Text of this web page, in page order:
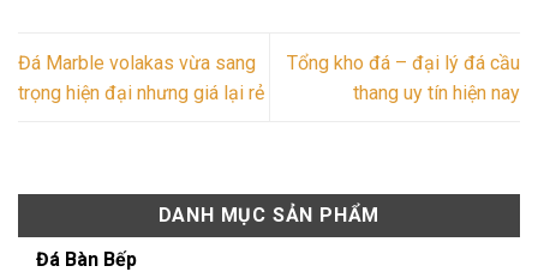
Đá Marble volakas vừa sang
trọng hiện đại nhưng giá lại rẻ
Tổng kho đá – đại lý đá cầu
thang uy tín hiện nay
DANH MỤC SẢN PHẨM
Đá Bàn Bếp